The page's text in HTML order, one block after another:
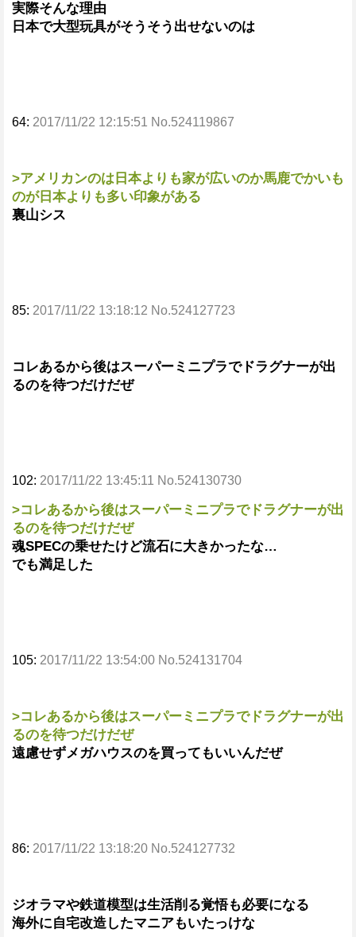
実際そんな理由
日本で大型玩具がそうそう出せないのは
64: 2017/11/22 12:15:51 No.524119867
>アメリカンのは日本よりも家が広いのか馬鹿でかいも
のが日本よりも多い印象がある
裏山シス
85: 2017/11/22 13:18:12 No.524127723
コレあるから後はスーパーミニプラでドラグナーが出
るのを待つだけだぜ
102: 2017/11/22 13:45:11 No.524130730
>コレあるから後はスーパーミニプラでドラグナーが出
るのを待つだけだぜ
魂SPECの乗せたけど流石に大きかったな…
でも満足した
105: 2017/11/22 13:54:00 No.524131704
>コレあるから後はスーパーミニプラでドラグナーが出
るのを待つだけだぜ
遠慮せずメガハウスのを買ってもいいんだぜ
86: 2017/11/22 13:18:20 No.524127732
ジオラマや鉄道模型は生活削る覚悟も必要になる
海外に自宅改造したマニアもいたっけな